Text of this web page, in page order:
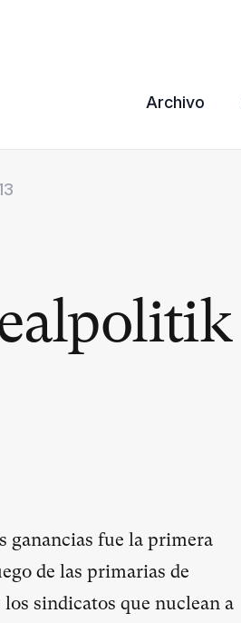
Archivo
ganancias fue la primera
de las primarias de
los sindicatos que nuclean a